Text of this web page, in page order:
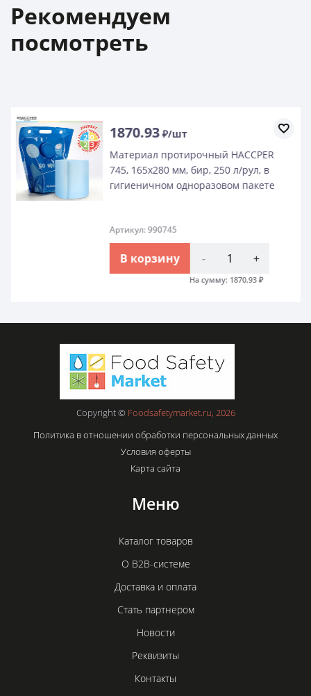
Рекомендуем
посмотреть
1870.93₽/шт
Материал протирочный HACCPER
745, 165х280 мм, бир, 250 л/рул, в
гигиеничном одноразовом пакете
Артикул: 990745
В корзину - +
На сумму: 1870.93₽
Copyright © Foodsafetymarket.ru, 2026
Политика в отношении обработки персональных данных
Условия оферты
Карта сайта
Меню
Каталог товаров
О B2B-системе
Доставка и оплата
Стать партнером
Новости
Реквизиты
Контакты